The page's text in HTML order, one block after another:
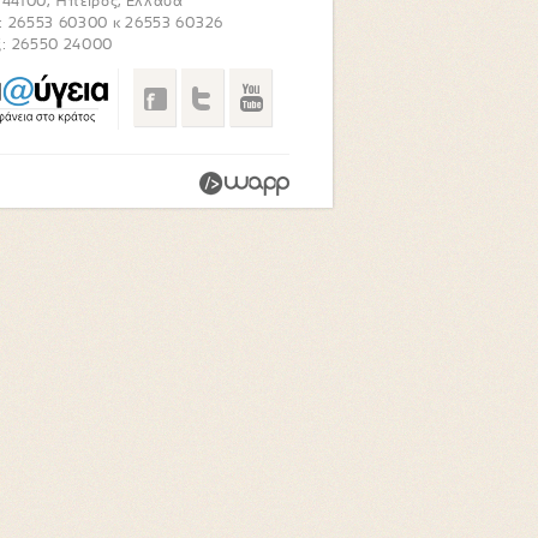
26553 60300 κ 26553 60326
26550 24000